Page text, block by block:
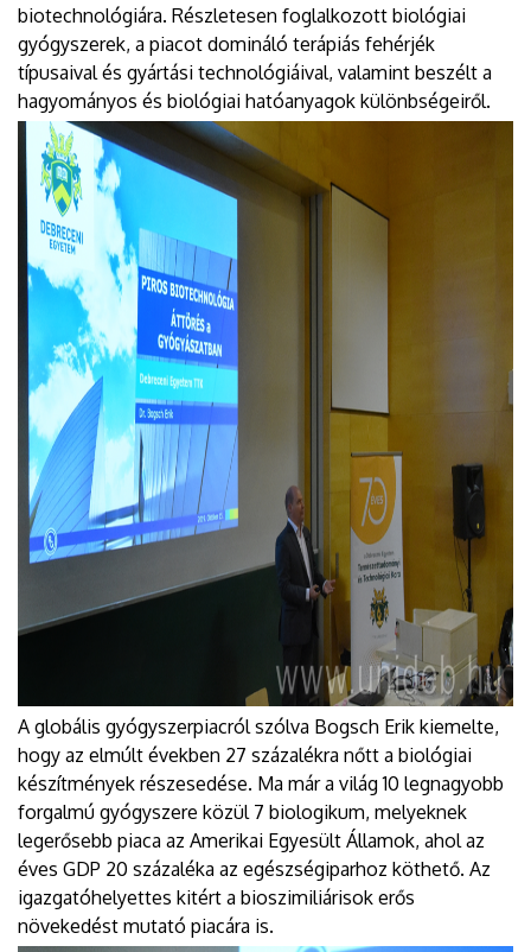
biotechnológiára. Részletesen foglalkozott biológiai
gyógyszerek, a piacot domináló terápiás fehérjék
típusaival és gyártási technológiáival, valamint beszélt a
hagyományos és biológiai hatóanyagok különbségeiről.
A globális gyógyszerpiacról szólva Bogsch Erik kiemelte,
hogy az elmúlt években 27 százalékra nőtt a biológiai
készítmények részesedése. Ma már a világ 10 legnagyobb
forgalmú gyógyszere közül 7 biologikum, melyeknek
legerősebb piaca az Amerikai Egyesült Államok, ahol az
éves GDP 20 százaléka az egészségiparhoz köthető. Az
igazgatóhelyettes kitért a bioszimiliárisok erős
növekedést mutató piacára is.